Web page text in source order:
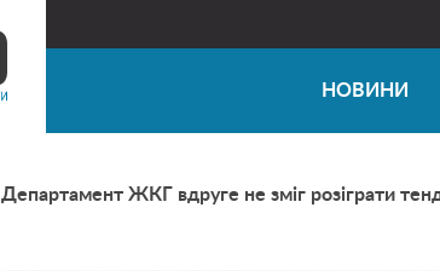
НОВИНИ
Департамент ЖКГ вдруге не зміг розіграти